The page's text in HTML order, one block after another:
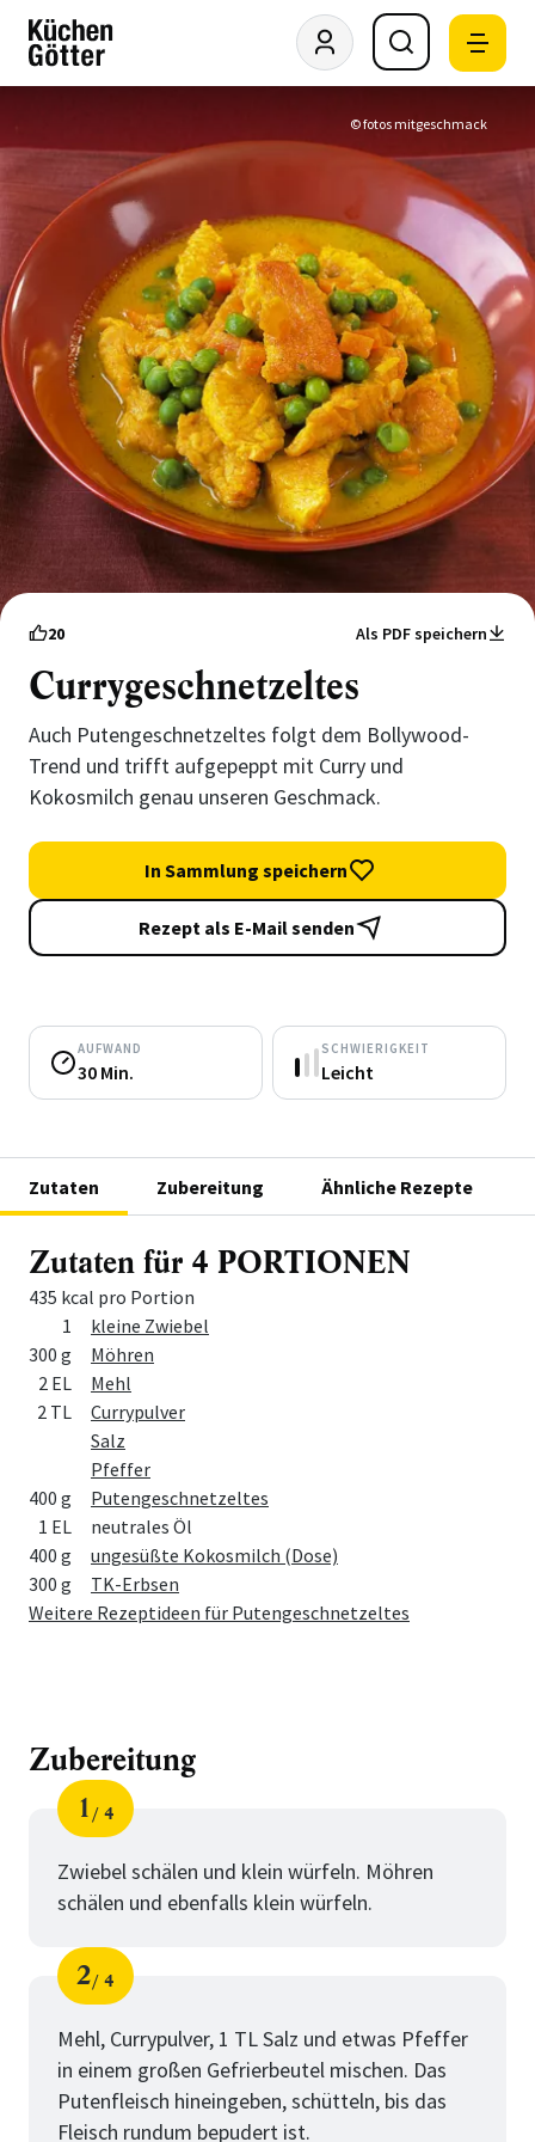
© fotos mitgeschmack
20 Als PDF speichern
Currygeschnetzeltes
Auch Putengeschnetzeltes folgt dem Bollywood-
Trend und trifft aufgepeppt mit Curry und
Kokosmilch genau unseren Geschmack.
In Sammlung speichern
Rezept als E-Mail senden
AUFWAND
30 Min.
SCHWIERIGKEIT
Leicht
Zutaten Zubereitung Ähnliche Rezepte
Zutaten für 4 PORTIONEN
435 kcal pro Portion
Menge
Zutat
1
kleine Zwiebel
300 g
Möhren
2 EL
Mehl
2 TL
Currypulver
Salz
Pfeffer
400 g
Putengeschnetzeltes
1 EL
neutrales Öl
400 g
ungesüßte Kokosmilch (Dose)
300 g
TK-Erbsen
Weitere Rezeptideen für Putengeschnetzeltes
Zubereitung
Schritt
1
von
4
Zwiebel schälen und klein würfeln. Möhren
schälen und ebenfalls klein würfeln.
Schritt
2
von
4
Mehl, Currypulver, 1 TL Salz und etwas Pfeffer
in einem großen Gefrierbeutel mischen. Das
Putenfleisch hineingeben, schütteln, bis das
Fleisch rundum bepudert ist.